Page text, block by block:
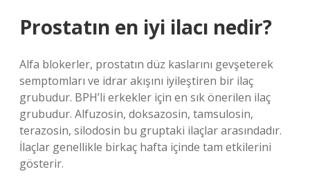
Prostatın en iyi ilacı nedir?
Alfa blokerler, prostatın düz kaslarını gevşeterek
semptomları ve idrar akışını iyileştiren bir ilaç
grubudur. BPH’li erkekler için en sık önerilen ilaç
grubudur. Alfuzosin, doksazosin, tamsulosin,
terazosin, silodosin bu gruptaki ilaçlar arasındadır.
İlaçlar genellikle birkaç hafta içinde tam etkilerini
gösterir.